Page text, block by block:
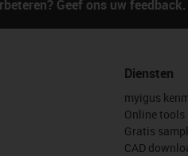
Geef ons uw feedback.
Diensten
myigus
Online tools
Gratis
CAD